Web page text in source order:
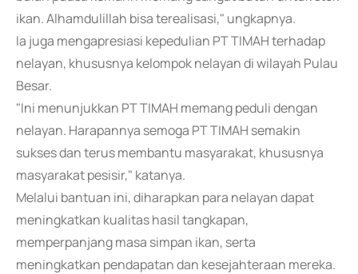
ikan. Alhamdulillah bisa terealisasi," ungkapnya.
Ia juga mengapresiasi kepedulian PT TIMAH terhadap
nelayan, khususnya kelompok nelayan di wilayah Pulau
Besar.
"Ini menunjukkan PT TIMAH memang peduli dengan
nelayan. Harapannya semoga PT TIMAH semakin
sukses dan terus membantu masyarakat, khususnya
masyarakat pesisir," katanya.
Melalui bantuan ini, diharapkan para nelayan dapat
meningkatkan kualitas hasil tangkapan,
memperpanjang masa simpan ikan, serta
meningkatkan pendapatan dan kesejahteraan mereka.